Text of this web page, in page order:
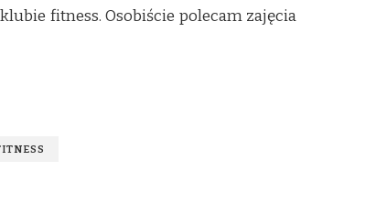
fitness. Osobiście polecam zajęcia